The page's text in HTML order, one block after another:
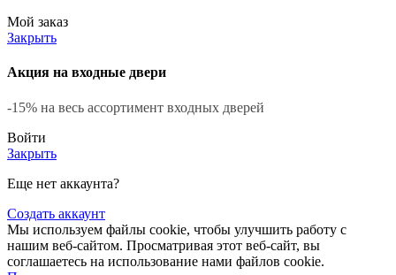
Мой заказ
Закрыть
Акция на входные двери
-15% на весь ассортимент входных дверей
Войти
Закрыть
Еще нет аккаунта?
Создать аккаунт
Мы используем файлы cookie, чтобы улучшить работу с
нашим веб-сайтом. Просматривая этот веб-сайт, вы
соглашаетесь на использование нами файлов cookie.